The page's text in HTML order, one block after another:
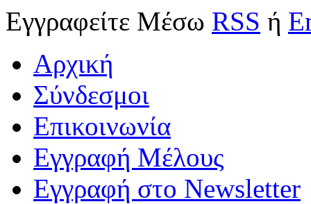
Εγγραφείτε Μέσω RSS ή
Αρχική
Σύνδεσμοι
Επικοινωνία
Εγγραφή Μέλους
Εγγραφή στο Newsletter